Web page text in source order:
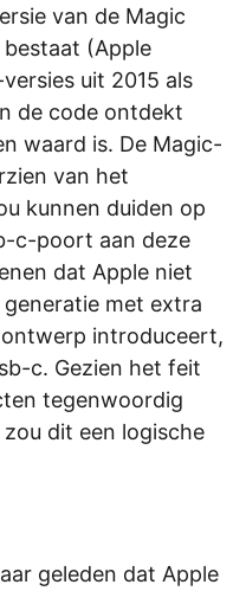
van de Magic
(Apple
uit 2015 als
de code ontdekt
waard is. De Magic-
van het
kunnen duiden op
c-poort aan deze
dat Apple niet
met extra
introduceert,
c. Gezien het feit
tegenwoordig
dit een logische
geleden dat Apple